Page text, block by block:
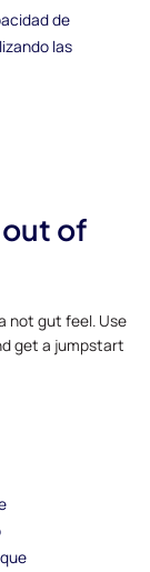
de
las
of
not gut feel. Use
get a jumpstart